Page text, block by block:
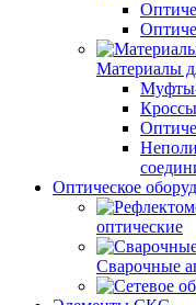
Материалы
Муфты-
Оптическое
оптические
Сварочные